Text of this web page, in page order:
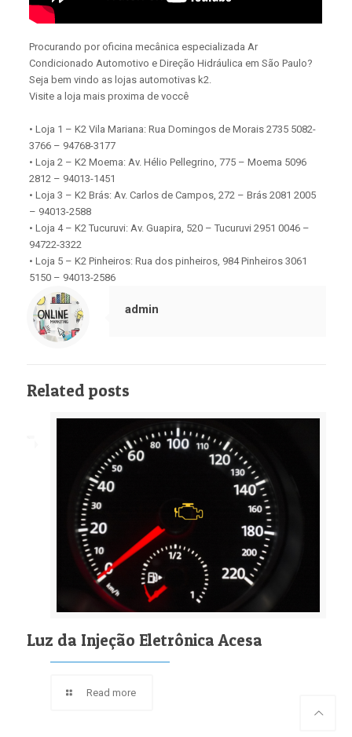
Procurando por oficina mecânica especializada Ar
Condicionado Automotivo e Direção Hidráulica em São Paulo?
Seja bem vindo as lojas automotivas k2.
Visite a loja mais proxima de voccê
• Loja 1 – K2 Vila Mariana: Rua Domingos de Morais 2735 5082-
3766 – 94768-3177
• Loja 2 – K2 Moema: Av. Hélio Pellegrino, 775 – Moema 5096
2812 – 94013-1451
• Loja 3 – K2 Brás: Av. Carlos de Campos, 272 – Brás 2081 2005
– 94013-2588
• Loja 4 – K2 Tucuruvi: Av. Guapira, 520 – Tucuruvi 2951 0046 –
94722-3322
• Loja 5 – K2 Pinheiros: Rua dos pinheiros, 984 Pinheiros 3061
5150 – 94013-2586
admin
Related posts
Luz da Injeção Eletrônica Acesa
Read more